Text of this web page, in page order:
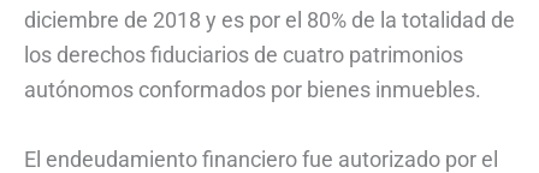
diciembre de 2018 y es por el 80% de la totalidad de
los derechos fiduciarios de cuatro patrimonios
autónomos conformados por bienes inmuebles.
El endeudamiento financiero fue autorizado por el